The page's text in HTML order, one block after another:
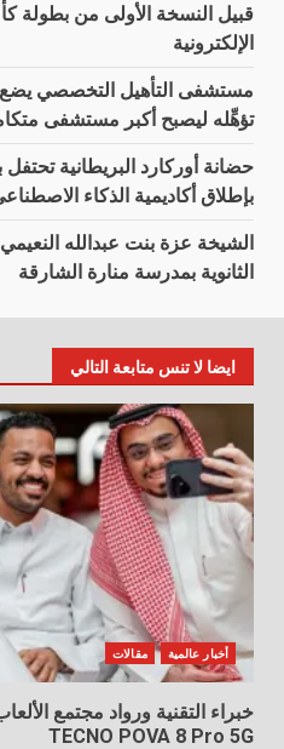
قبيل النسخة الأولى من بطولة
الإلكترونية
مستشفى التأهيل التخصصي
تؤهِّله ليصبح أكبر مستشفى
بإطلاق أكاديمية الذكاء
الشيخة عزة بنت عبدالله
الثانوية بمدرسة منارة الشارقة
ايضا لا تنس متابعة التالي
أخبار عالمية مقالات
خبراء التقنية ورواد مجتمع
TECNO POVA 8 Pro 5G